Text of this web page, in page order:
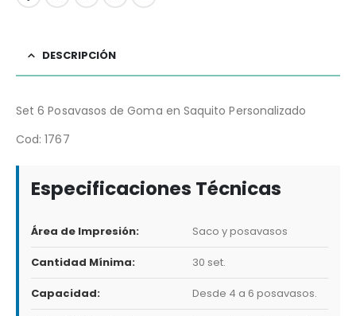
DESCRIPCIÓN
Set 6 Posavasos de Goma en Saquito Personalizado
Cod: 1767
Especificaciones Técnicas
Área de Impresión: Saco y posavasos
Cantidad Mínima: 30 set.
Capacidad: Desde 4 a 6 posavasos.